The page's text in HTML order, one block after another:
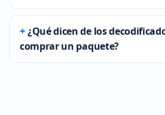
¿Qué dicen de los
comprar un paquete?